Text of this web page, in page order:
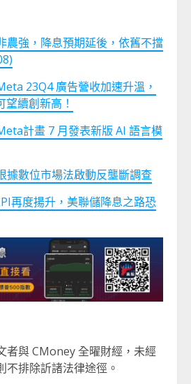
農強，降息預期延後，依舊不擋
23Q4 廣告營收加速升溫，
續創新高！
計畫 7 月發表新版 AI 語言模
據數位市場法啟動反壟斷調查
再度揚升，美聯儲降息之路恐
者與 CMoney 全曜財經，未經
不排除訢諸法律途徑。